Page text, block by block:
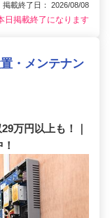
載終了日： 2026/08/08
日掲載終了になります
・メンテナン
万円以上も！｜